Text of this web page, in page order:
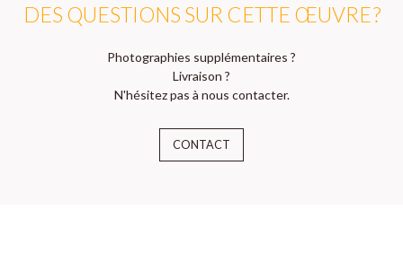
DES QUESTIONS SUR CETTE ŒUVRE ?
Photographies supplémentaires ?
Livraison ?
N'hésitez pas à nous contacter.
CONTACT